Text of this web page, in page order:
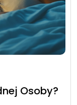
Osoby?